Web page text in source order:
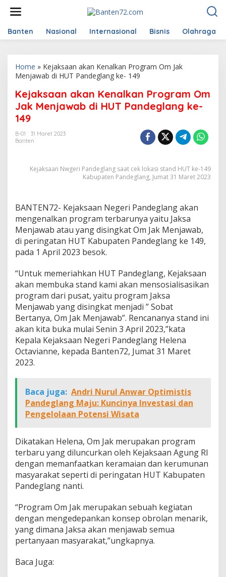
t
Banten Nasional Internasional Bisnis Olahraga
Home » Kejaksaan akan Kenalkan Program Om Jak
Menjawab di HUT Pandeglang ke- 149
Kejaksaan akan Kenalkan Program Om
Jak Menjawab di HUT Pandeglang ke-
149
B-01
31 Maret 2023
Banten
Kejaksaan Nwgeri Pandeglang saat cek lokasi stand HUT ke-149
Kabupaten Pandeglang, Jumat 31 Maret 2023
BANTEN72- Kejaksaan Negeri Pandeglang akan
mengenalkan program terbarunya yaitu Jaksa
Menjawab atau yang disingkat Om Jak Menjawab,
di peringatan HUT Kabupaten Pandeglang ke 149,
pada 1 April 2023 besok.
“Untuk memeriahkan HUT Pandeglang, Kejaksaan
akan membuka stand kami akan mensosialisasikan
program dari pusat, yaitu program Jaksa
Menjawab yang disingkat menjadi ” Sobat
Bertanya, Om Jak Menjawab”. Rencananya stand ini
akan kita buka mulai Senin 3 April 2023,”kata
Kepala Kejaksaan Negeri Pandeglang Helena
Octavianne, kepada Banten72, Jumat 31 Maret
2023.
Baca juga: Andri Nurul Anwar Optimistis
Pandeglang Maju: Kuncinya Investasi dan
Pengelolaan Potensi Wisata
Dikatakan Helena, Om Jak merupakan program
terbaru yang diluncurkan oleh Kejaksaan Agung RI
dengan memanfaatkan keramaian dan kerumunan
masyarakat seperti di peringatan HUT Kabupaten
Pandeglang nanti.
“Program Om Jak merupakan sebuah kegiatan
dengan mengedepankan konsep obrolan menarik,
yang dimana Jaksa akan menjawab semua
pertanyaan masyarakat,”ungkapnya.
Baca Juga: